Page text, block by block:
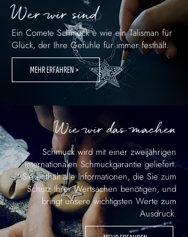
Wer wir sind
Ein Comete Schmuck è wie ein Talisman für
Glück, der Ihre Gefühle für immer festhält.
MEHR ERFAHREN >
Wie wir das machen
Schmuck wird mit einer zweijährigen
internationalen Schmuckgarantie geliefert.
Sie enthält alle Informationen, die Sie zum
Schutz Ihrer Wertsachen benötigen, und
bringt unsere wichtigsten Werte zum
Ausdruck.